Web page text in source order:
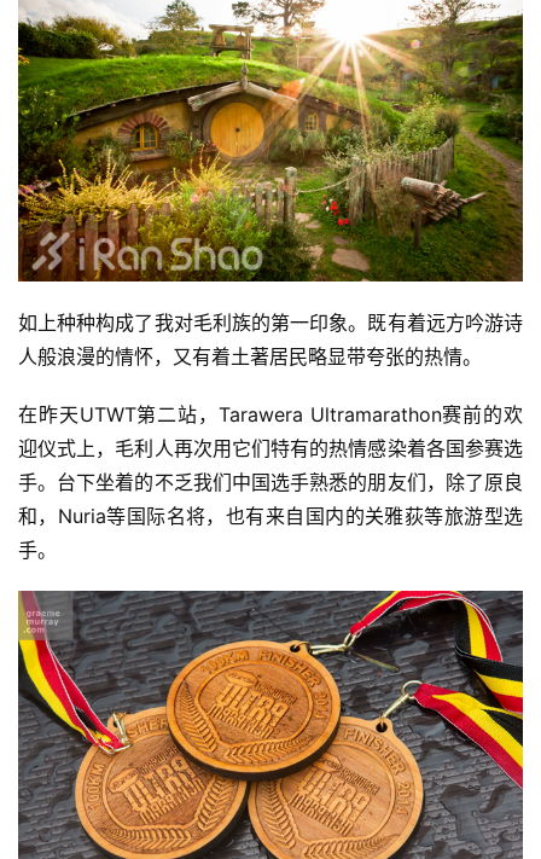
如上种种构成了我对毛利族的第一印象。既有着远方吟游诗
人般浪漫的情怀，又有着土著居民略显带夸张的热情。
在昨天UTWT第二站，Tarawera Ultramarathon赛前的欢
迎仪式上，毛利人再次用它们特有的热情感染着各国参赛选
手。台下坐着的不乏我们中国选手熟悉的朋友们，除了原良
和，Nuria等国际名将，也有来自国内的关雅荻等旅游型选
手。